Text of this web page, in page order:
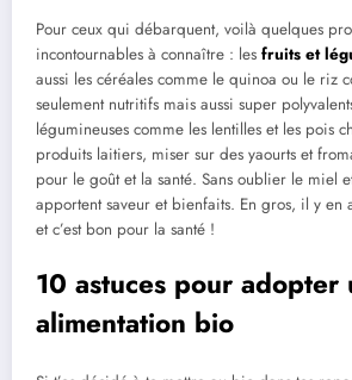
Pour ceux qui débarquent, voilà quelques
incontournables à connaître : les fruits et
aussi les céréales comme le quinoa ou le riz
seulement nutritifs mais aussi super
légumineuses comme les lentilles et les pois
produits laitiers, miser sur des yaourts et
pour le goût et la santé. Sans oublier le miel
apportent saveur et bienfaits. En gros, il y en
et c’est bon pour la santé !
10 astuces pour adopter
alimentation bio